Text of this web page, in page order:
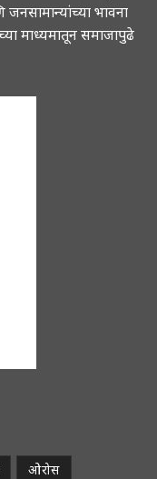
भावना
माध्यमातून समाजापुढे
ओरोस